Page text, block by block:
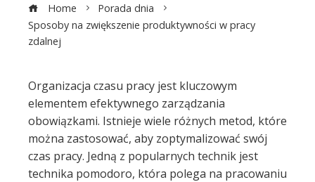
Home
Porada dnia
Sposoby na zwiększenie produktywności w pracy
zdalnej
Organizacja czasu pracy jest kluczowym
elementem efektywnego zarządzania
obowiązkami. Istnieje wiele różnych metod, które
można zastosować, aby zoptymalizować swój
czas pracy. Jedną z popularnych technik jest
technika pomodoro, która polega na pracowaniu